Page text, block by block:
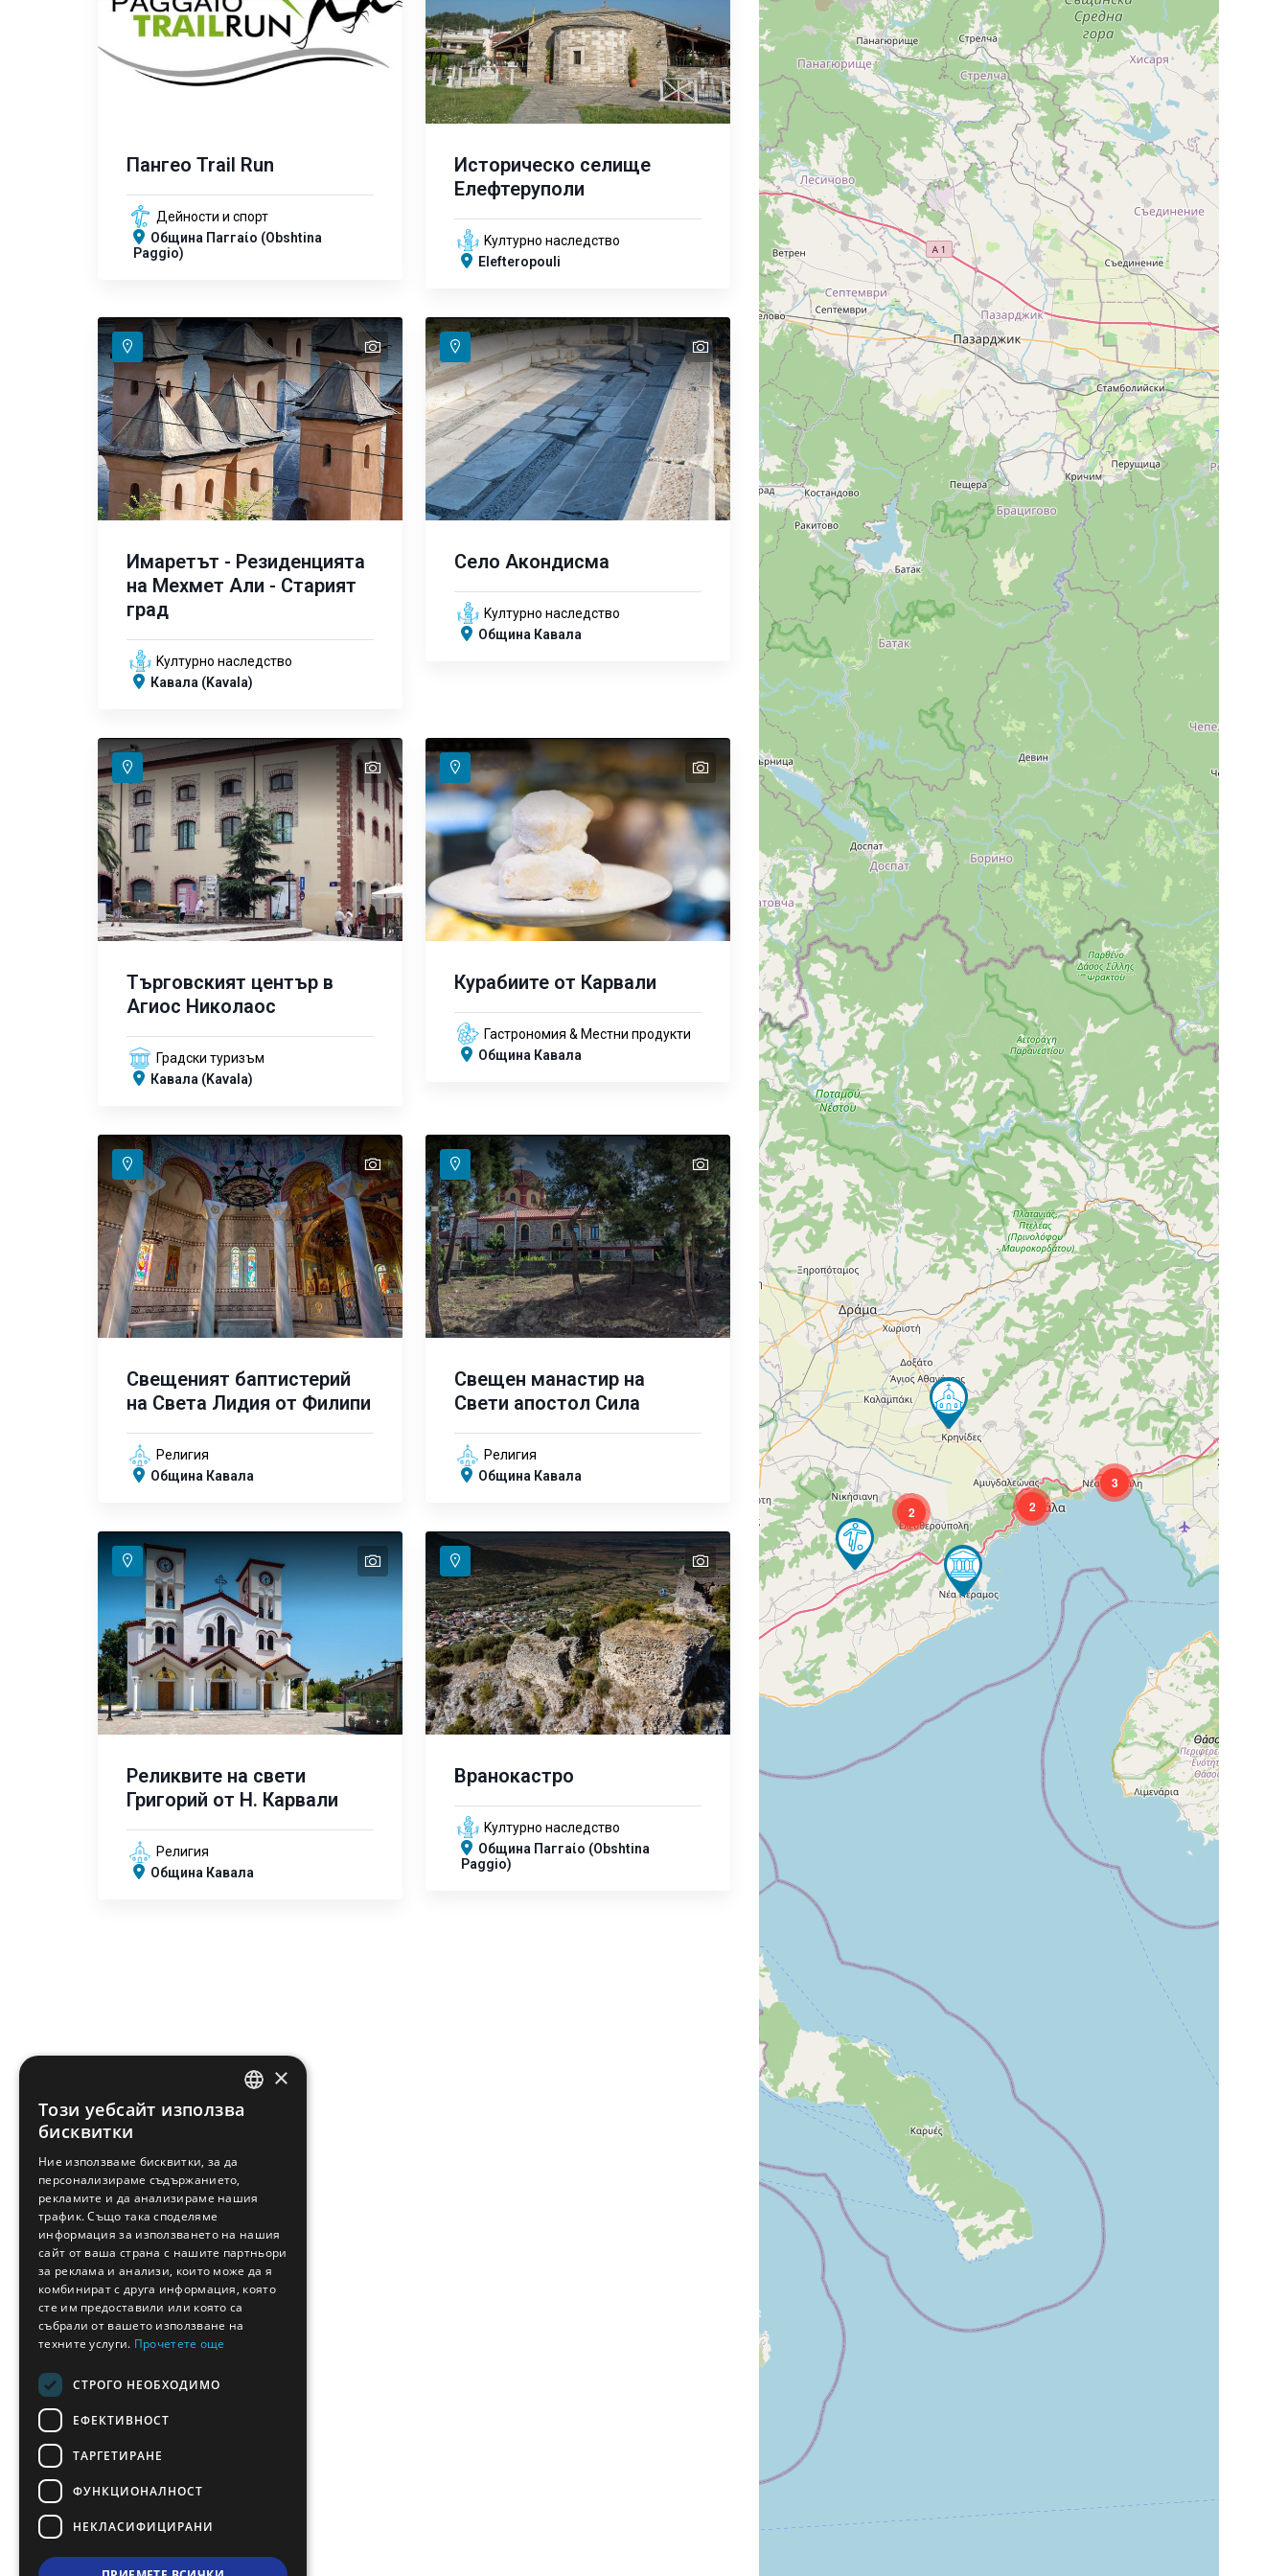
Пангео Trail Run
Дейности и спорт
Община Паггаίο (Obshtina
Paggio)
Историческо селище
Елефтеруполи
Kултурно наследство
Elefteropouli
text
text
Имаретът - Резиденцията
на Мехмет Али - Старият
град
Kултурно наследство
Кавала (Kavala)
text
text
text
Село Акондисма
Kултурно наследство
Община Кавала
text
text
Търговският център в
Агиос Николаос
Градски туризъм
Кавала (Kavala)
text
Курабиите от Карвали
Гастрономия & Местни продукти
Община Кавала
text
text
text
text
Свещеният баптистерий
на Света Лидия от Филипи
Религия
Община Кавала
text
Свещен манастир на
Свети апостол Сила
Религия
Община Кавала
text
text
Реликвите на свети
Григорий от Н. Карвали
Религия
Община Кавала
text
Вранокастро
Kултурно наследство
Община Паггаίο (Obshtina
Paggio)
2
3
2
ENGLISH
FRENCH
ROMANIAN
TURKISH
×
Този уебсайт използва
бисквитки
Ние използваме бисквитки, за да
персонализираме съдържанието,
рекламите и да анализираме нашия
трафик. Също така споделяме
информация за използването на нашия
сайт от ваша страна с нашите партньори
за реклама и анализи, които може да я
комбинират с друга информация, която
сте им предоставили или която са
събрали от вашето използване на
техните услуги. Прочетете още
СТРОГО НЕОБХОДИМО
ЕФЕКТИВНОСТ
ТАРГЕТИРАНЕ
ФУНКЦИОНАЛНОСТ
НЕКЛАСИФИЦИРАНИ